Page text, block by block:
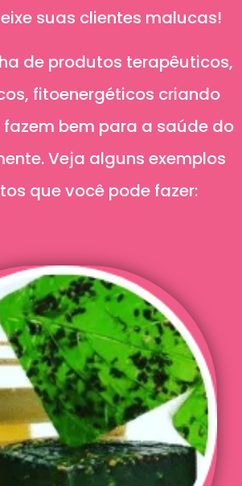
suas clientes malucas!
de produtos terapêuticos,
fitoenergéticos criando
bem para a saúde do
Veja alguns exemplos
que você pode fazer: